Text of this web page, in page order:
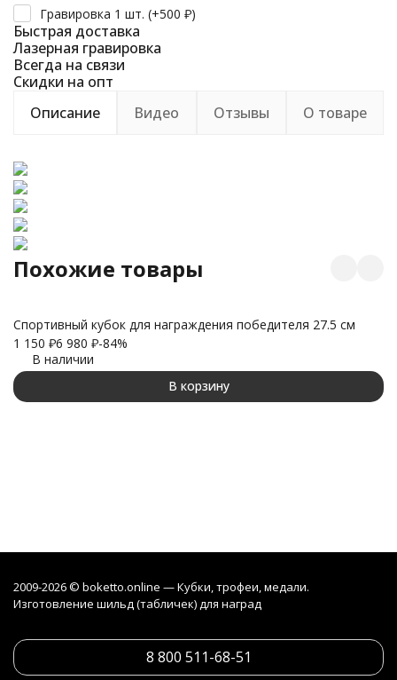
Гравировка 1 шт. (+500 ₽)
Быстрая доставка
Лазерная гравировка
Всегда на связи
Скидки на опт
Описание
Видео Отзывы О товаре
Похожие товары
Спортивный кубок для награждения победителя 27.5 см
1 150 ₽6 980 ₽-84%
В наличии
В корзину
2009-2026 © boketto.online — Кубки, трофеи, медали.
Изготовление шильд (табличек) для наград
8 800 511-68-51